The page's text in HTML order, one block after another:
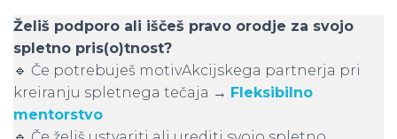
Želiš podporo ali iščeš pravo orodje za svojo
spletno pris(o)tnost?
🔹 Če potrebuješ motivAkcijskega partnerja pri
kreiranju spletnega tečaja → Fleksibilno
mentorstvo